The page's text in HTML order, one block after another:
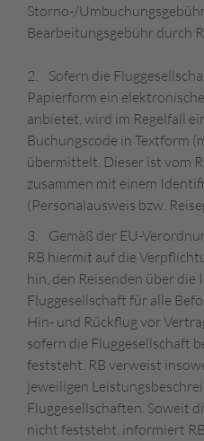
Storno-/
Bearbeitungsgebühr durch
2. Sofern die
Papierform ein
anbietet, wird im Regelfall
Buchungscode in Textform
übermittelt. Dieser ist vom
zusammen mit einem
(Personalausweis bzw.
3. Gemäß der EU-
RB hiermit auf die
hin, den Reisenden über
Fluggesellschaft für alle
Hin- und Rückflug vor
sofern die Fluggesellschaft
feststeht. RB verweist
jeweiligen
Fluggesellschaften. Soweit
nicht feststeht, informiert